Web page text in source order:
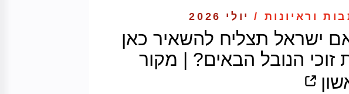
וראיונות / יולי 2026
ישראל תצליח להשאיר כאן
זוכי הנובל הבאים? | מקור